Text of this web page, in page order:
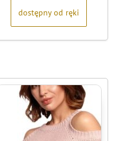
dostępny od ręki